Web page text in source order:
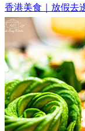
香港美食｜放假去